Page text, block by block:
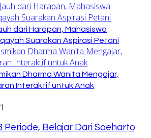
dari Harapan, Mahasiswa
Suarakan Aspirasi Petani
Dharma Wanita Mengajar,
Interaktif untuk Anak
Periode, Belajar Dari Soeharto